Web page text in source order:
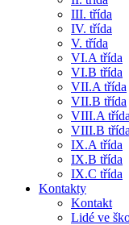
III. třída
IV. třída
V. třída
VI.A třída
VI.B třída
VII.A třída
VII.B třída
VIII.A třída
VIII.B třída
IX.A třída
IX.B třída
IX.C třída
Kontakty
Kontakt
Lidé ve